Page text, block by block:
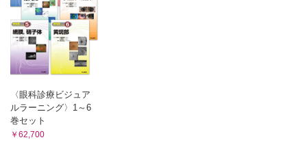
〈眼科診療ビジュア
ルラーニング〉1～6
巻セット
￥62,700